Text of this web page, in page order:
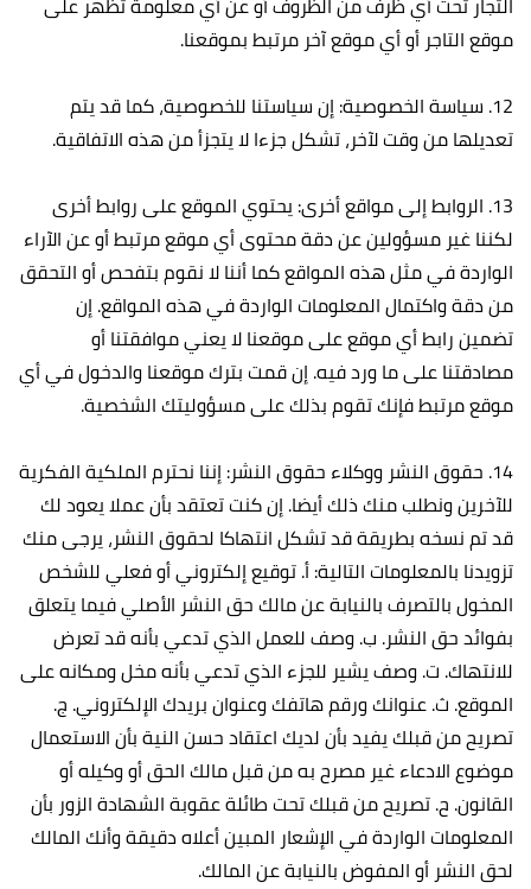
موقع التاجر أو أي موقع آخر مرتبط بموقعنا.
12. سياسة الخصوصية: إن سياستنا للخصوصية، كما قد يتم
تعديلها من وقت لآخر، تشكل جزءا لا يتجزأ من هذه الاتفاقية.
13. الروابط إلى مواقع أخرى: يحتوي الموقع على روابط أخرى
لكننا غير مسؤولين عن دقة محتوى أي موقع مرتبط أو عن الآراء
الواردة في مثل هذه المواقع كما أننا لا نقوم بتفحص أو التحقق
من دقة واكتمال المعلومات الواردة في هذه المواقع. إن
تضمين رابط أي موقع على موقعنا لا يعني موافقتنا أو
مصادقتنا على ما ورد فيه. إن قمت بترك موقعنا والدخول في أي
موقع مرتبط فإنك تقوم بذلك على مسؤوليتك الشخصية.
14. حقوق النشر ووكلاء حقوق النشر: إننا نحترم الملكية الفكرية
للآخرين ونطلب منك ذلك أيضا. إن كنت تعتقد بأن عملا يعود لك
قد تم نسخه بطريقة قد تشكل انتهاكا لحقوق النشر، يرجى منك
تزويدنا بالمعلومات التالية: أ‌. توقيع إلكتروني أو فعلي للشخص
المخول بالتصرف بالنيابة عن مالك حق النشر الأصلي فيما يتعلق
بفوائد حق النشر. ب‌. وصف للعمل الذي تدعي بأنه قد تعرض
للانتهاك. ت‌. وصف يشير للجزء الذي تدعي بأنه مخل ومكانه على
الموقع. ث‌. عنوانك ورقم هاتفك وعنوان بريدك الإلكتروني. ج‌.
تصريح من قبلك يفيد بأن لديك اعتقاد حسن النية بأن الاستعمال
موضوع الادعاء غير مصرح به من قبل مالك الحق أو وكيله أو
القانون. ح‌. تصريح من قبلك تحت طائلة عقوبة الشهادة الزور بأن
المعلومات الواردة في الإشعار المبين أعلاه دقيقة وأنك المالك
لحق النشر أو المفوض بالنيابة عن المالك.